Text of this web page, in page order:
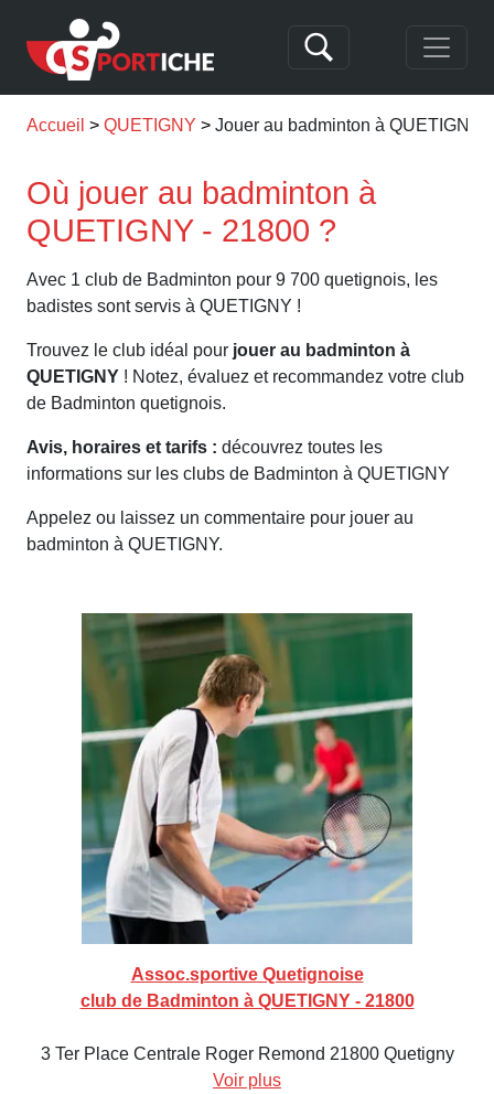
Accueil QUETIGNY Jouer au badminton à QUETIGNY
Où jouer au badminton à
QUETIGNY - 21800 ?
Avec 1 club de Badminton pour 9 700 quetignois, les
badistes sont servis à QUETIGNY !
Trouvez le club idéal pour jouer au badminton à
QUETIGNY ! Notez, évaluez et recommandez votre club
de Badminton quetignois.
Avis, horaires et tarifs : découvrez toutes les
informations sur les clubs de Badminton à QUETIGNY
Appelez ou laissez un commentaire pour jouer au
badminton à QUETIGNY.
Assoc.sportive Quetignoise
club de Badminton à QUETIGNY - 21800
3 Ter Place Centrale Roger Remond 21800 Quetigny
Voir plus